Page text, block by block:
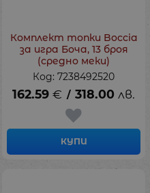
Комплект топки Boccia
за игра Боча, 13 броя
(средно меки)
Код: 7238492520
162.59 € / 318.00 лв.
КУПИ